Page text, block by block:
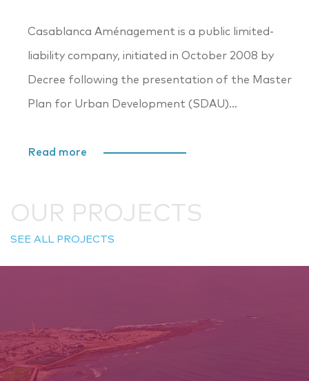
Casablanca Aménagement is a public limited-
liability company, initiated in October 2008 by
Decree following the presentation of the Master
Plan for Urban Development (SDAU)...
Read more
OUR PROJECTS
SEE ALL PROJECTS